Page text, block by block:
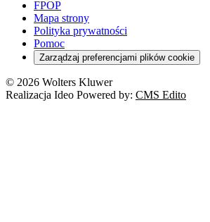
FPOP
Mapa strony
Polityka prywatności
Pomoc
Zarządzaj preferencjami plików cookie
© 2026 Wolters Kluwer
Realizacja Ideo Powered by: CMS Edito